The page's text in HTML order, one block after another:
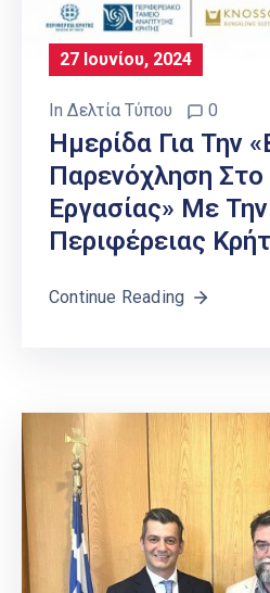
27 Ιουνίου, 2024
In Δελτία Τύπου 0
Ημερίδα Για Την
Παρενόχληση
Εργασίας» Με
Περιφέρειας
Continue Reading